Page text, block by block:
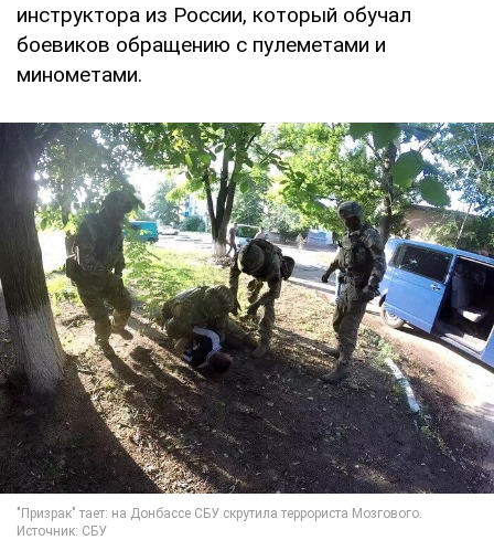
инструктора из России, который обучал
боевиков обращению с пулеметами и
минометами.